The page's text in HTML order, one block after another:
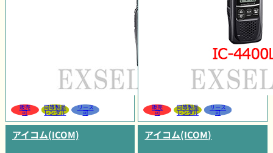
販売
可
同等製品
レンタル
リース
可
販売
可
同等製品
レンタル
リース
可
アイコム(ICOM) アイコム(ICOM)